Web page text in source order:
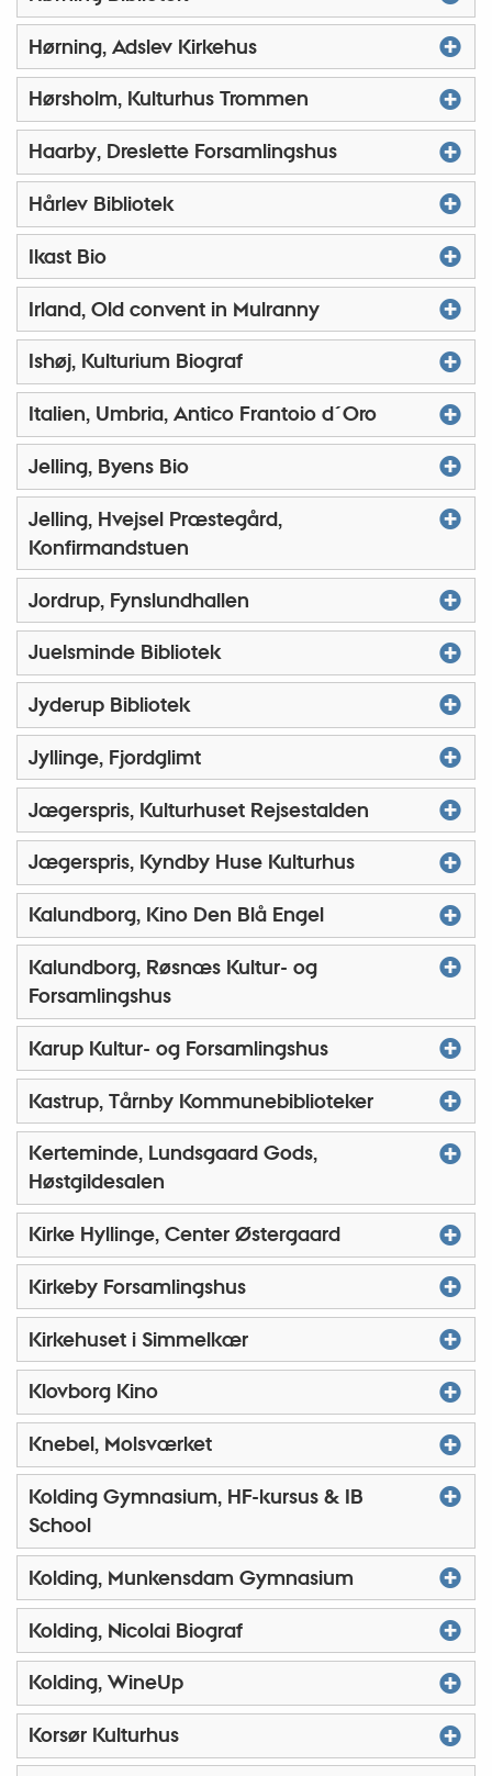
Hørning, Adslev Kirkehus
Hørsholm, Kulturhus Trommen
Haarby, Dreslette Forsamlingshus
Hårlev Bibliotek
Ikast Bio
Irland, Old convent in Mulranny
Ishøj, Kulturium Biograf
Italien, Umbria, Antico Frantoio d´Oro
Jelling, Byens Bio
Jelling, Hvejsel Præstegård,
Konfirmandstuen
Jordrup, Fynslundhallen
Juelsminde Bibliotek
Jyderup Bibliotek
Jyllinge, Fjordglimt
Jægerspris, Kulturhuset Rejsestalden
Jægerspris, Kyndby Huse Kulturhus
Kalundborg, Kino Den Blå Engel
Kalundborg, Røsnæs Kultur- og
Forsamlingshus
Karup Kultur- og Forsamlingshus
Kastrup, Tårnby Kommunebiblioteker
Kerteminde, Lundsgaard Gods,
Høstgildesalen
Kirke Hyllinge, Center Østergaard
Kirkeby Forsamlingshus
Kirkehuset i Simmelkær
Klovborg Kino
Knebel, Molsværket
Kolding Gymnasium, HF-kursus & IB
School
Kolding, Munkensdam Gymnasium
Kolding, Nicolai Biograf
Kolding, WineUp
Korsør Kulturhus